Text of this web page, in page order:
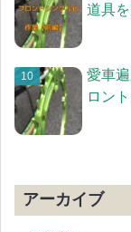
道具
愛車
ロン
アーカイブ